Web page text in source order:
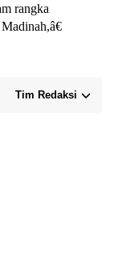
rangka
Tim Redaksi